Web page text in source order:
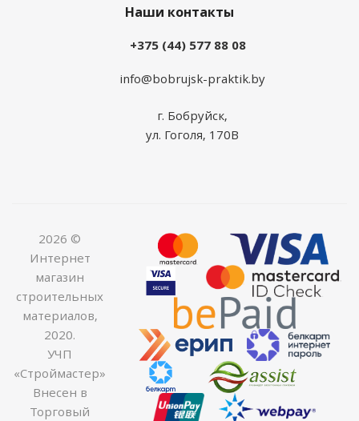
Наши контакты
+375 (44) 577 88 08
info@bobrujsk-praktik.by
г. Бобруйск,
ул. Гоголя, 170В
2026 ©
Интернет
магазин
строительных
материалов,
2020.
УЧП
«Строймастер»
Внесен в
Торговый